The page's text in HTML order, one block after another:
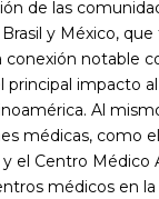
de las
y México,
notable
principal impacto
Al
médicas, como
el Centro Médico
médicos en